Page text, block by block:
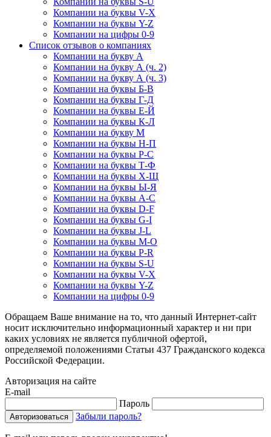
Компании на буквы V-X
Компании на буквы Y-Z
Компании на цифры 0-9
Список отзывов о компаниях
Компании на букву А
Компании на букву А (ч. 2)
Компании на букву А (ч. 3)
Компании на буквы Б-В
Компании на буквы Г-Д
Компании на буквы Е-Й
Компании на буквы К-Л
Компании на букву М
Компании на буквы Н-П
Компании на буквы Р-С
Компании на буквы Т-Ф
Компании на буквы Х-Щ
Компании на буквы Ы-Я
Компании на буквы A-C
Компании на буквы D-F
Компании на буквы G-I
Компании на буквы J-L
Компании на буквы M-O
Компании на буквы P-R
Компании на буквы S-U
Компании на буквы V-X
Компании на буквы Y-Z
Компании на цифры 0-9
Обращаем Ваше внимание на то, что данный Интернет-сайт
носит исключительно информационный характер и ни при
каких условиях не является публичной офертой,
определяемой положениями Статьи 437 Гражданского кодекса
Российской Федерации.
Авторизация на сайте
E-mail
Пароль
Забыли пароль?